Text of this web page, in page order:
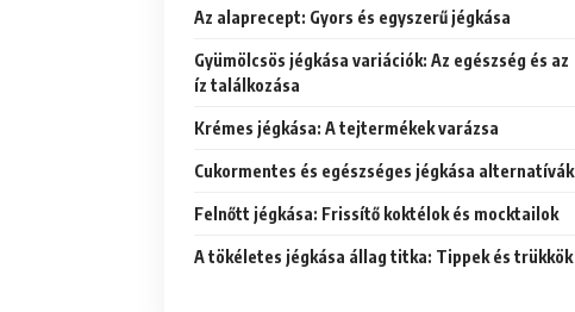
Az alaprecept: Gyors és egyszerű jégkása
Gyümölcsös jégkása variációk: Az egészség és az
íz találkozása
Krémes jégkása: A tejtermékek varázsa
Cukormentes és egészséges jégkása alternatívák
Felnőtt jégkása: Frissítő koktélok és mocktailok
A tökéletes jégkása állag titka: Tippek és trükkök